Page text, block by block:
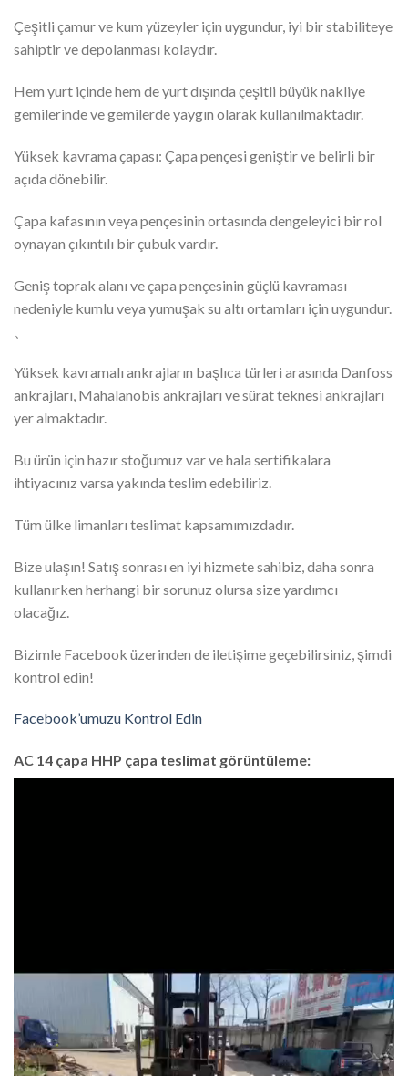
Çeşitli çamur ve kum yüzeyler için uygundur, iyi bir stabiliteye
sahiptir ve depolanması kolaydır.
Hem yurt içinde hem de yurt dışında çeşitli büyük nakliye
gemilerinde ve gemilerde yaygın olarak kullanılmaktadır.
Yüksek kavrama çapası: Çapa pençesi geniştir ve belirli bir
açıda dönebilir.
Çapa kafasının veya pençesinin ortasında dengeleyici bir rol
oynayan çıkıntılı bir çubuk vardır.
Geniş toprak alanı ve çapa pençesinin güçlü kavraması
nedeniyle kumlu veya yumuşak su altı ortamları için uygundur.
Yüksek kavramalı ankrajların başlıca türleri arasında Danfoss
ankrajları, Mahalanobis ankrajları ve sürat teknesi ankrajları
yer almaktadır.
Bu ürün için hazır stoğumuz var ve hala sertifikalara
ihtiyacınız varsa yakında teslim edebiliriz.
Tüm ülke limanları teslimat kapsamımızdadır.
Bize ulaşın! Satış sonrası en iyi hizmete sahibiz, daha sonra
kullanırken herhangi bir sorunuz olursa size yardımcı
olacağız.
Bizimle Facebook üzerinden de iletişime geçebilirsiniz, şimdi
kontrol edin!
Facebook’umuzu Kontrol Edin
AC 14 çapa HHP çapa teslimat görüntüleme: